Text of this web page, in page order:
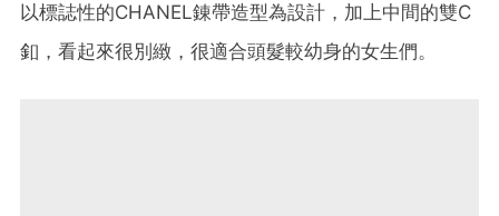
以標誌性的CHANEL錬帶造型為設計，加上中間的雙C
釦，看起來很別緻，很適合頭髮較幼身的女生們。